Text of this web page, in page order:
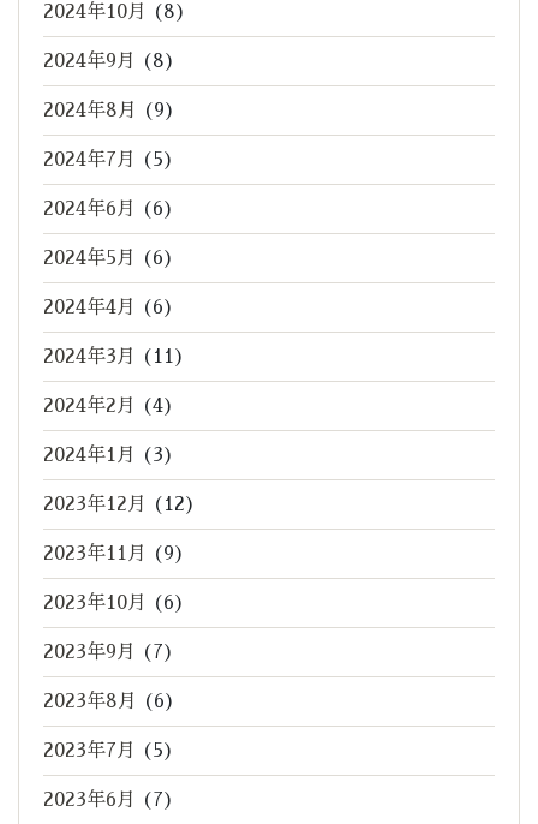
2024年10月 (8)
2024年9月 (8)
2024年8月 (9)
2024年7月 (5)
2024年6月 (6)
2024年5月 (6)
2024年4月 (6)
2024年3月 (11)
2024年2月 (4)
2024年1月 (3)
2023年12月 (12)
2023年11月 (9)
2023年10月 (6)
2023年9月 (7)
2023年8月 (6)
2023年7月 (5)
2023年6月 (7)